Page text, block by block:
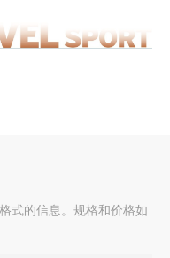
式的信息。规格和价格如